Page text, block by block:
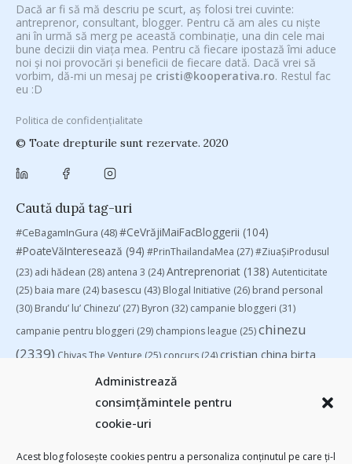
Administrează
consimțămintele pentru
cookie-uri
Acest blog folosește cookies pentru a personaliza conținutul pe care ți-l
Dacă ar fi să mă descriu pe scurt, aș folosi trei cuvinte:
antreprenor, consultant, blogger. Pentru că am ales cu niște
ani în urmă să merg pe această combinație, una din cele mai
bune decizii din viața mea. Pentru că fiecare ipostază îmi aduce
noi și noi provocări și beneficii de fiecare dată. Dacă vrei să
vorbim, dă-mi un mesaj pe cristi@kooperativa.ro. Restul fac
eu :D
Politica de confidențialitate
© Toate drepturile sunt rezervate. 2020
Caută după tag-uri
#CeBagamInGura (48)#CeVrăjiMaiFacBloggerii (104)
#PoateVăInteresează (94) #PrinThailandaMea (27)#ZiuaȘiProdusul
(23) adi hădean (28) antena 3 (24)Antreprenoriat (138) Autenticitate
(25) baia mare (24) basescu (43) Blogal Initiative (26) brand personal
(30) Brandu’ lu’ Chinezu’ (27) Byron (32) campanie bloggeri (31)
campanie pentru bloggeri (29) champions league (25)chinezu
(2339)Chivas The Venture (25)concurs(24)cristian china birta
Despre cartile pe care le-am citit
federatia romana de rugby(22) filosofice (132)
leapsa
(41)romania(45)rugby(29)Samsung (48)sportlocal.ro(39) Studii